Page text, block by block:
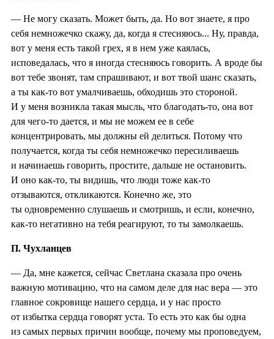
— Не могу сказать. Может быть, да. Но вот знаете, я про
себя немножечко скажу, да, когда я стесняюсь... Ну, правда,
вот у меня есть такой грех, я в нем уже каялась,
исповедалась, что я иногда стесняюсь говорить. А вроде бы
вот тебе звонят, там спрашивают, и вот твой шанс сказать,
а ты как-то вот умалчиваешь, обходишь это стороной.
И у меня возникла такая мысль, что благодать-то, она вот
для чего-то дается, и мы не можем ее в себе
концентрировать, мы должны ей делиться. Потому что
получается, когда ты себя немножечко пересиливаешь
и начинаешь говорить, простите, дальше не остановить.
И оно как-то, ты видишь, что люди тоже как-то
отзываются, откликаются. Конечно же, это
ты одновременно слушаешь и смотришь, и если, конечно,
как-то негативно на тебя реагируют, то ты замолкаешь.
П. Чухланцев
— Да, мне кажется, сейчас Светлана сказала про очень
важную мотивацию, что на самом деле для нас вера — это
главное сокровище нашего сердца, и у нас просто
от избытка сердца говорят уста. То есть это как бы одна
из самых первых причин вообще, почему мы проповедуем,